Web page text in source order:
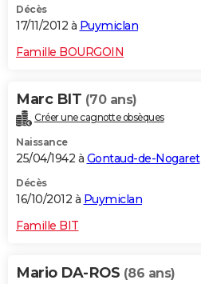
Décès
17/11/2012 à Puymiclan
Famille BOURGOIN
Marc BIT (70 ans)
Créer une cagnotte obsèques
Naissance
25/04/1942 à Gontaud-de-Nogaret
Décès
16/10/2012 à Puymiclan
Famille BIT
Mario DA-ROS (86 ans)